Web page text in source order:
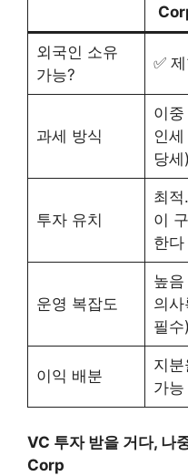
외국인 소유
가능?
✅
과세 방식
이
인
당세)
투자 유치
최적
이
한다
운영 복잡도
높
의
필수)
이익 배분
지
가능
VC 투자 받을 거다, 나
Corp